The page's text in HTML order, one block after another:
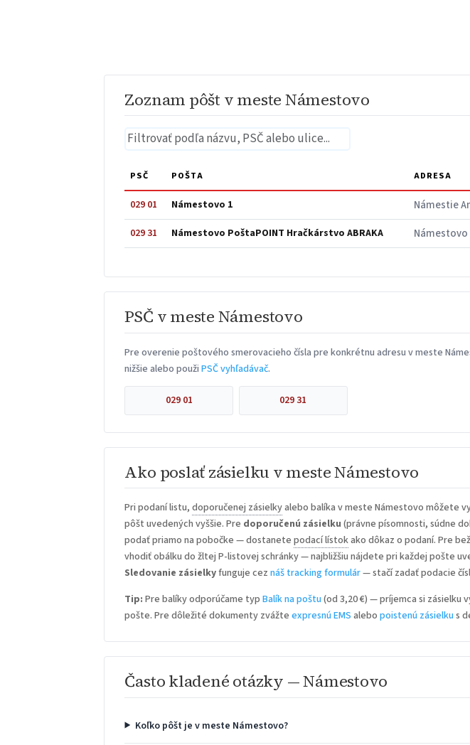
Zoznam pôšt v meste Námestovo
PSČ POŠTA ADRESA
029 01 Námestovo 1 Námestie
029 31 Námestovo PoštaPOINT Hračkárstvo ABRAKA Námestovo
PSČ v meste Námestovo
Pre overenie poštového smerovacieho čísla pre konkrétnu adresu v meste
nižšie alebo použiPSČ vyhľadávač.
029 01 029 31
Ako poslať zásielku v meste Námestovo
Pri podaní listu,doporučenej zásielkyalebo balíka v meste Námestovo môžete
pôšt uvedených vyššie. Pre doporučenú zásielku (právne písomnosti, súdne
podať priamo na pobočke — dostanetepodací lístokako dôkaz o podaní. Pre
vhodiť obálku do žltej P-listovej schránky — najbližšiu nájdete pri každej pošte
Sledovanie zásielkyfunguje ceznáš tracking formulár— stačí zadať podacie
Tip: Pre balíky odporúčame typBalík na poštu (od 3,20 €) — príjemca si zásielku
pošte. Pre dôležité dokumenty zvážteexpresnú EMS alebopoistenú zásielku s
Často kladené otázky — Námestovo
Koľko pôšt je v meste Námestovo?